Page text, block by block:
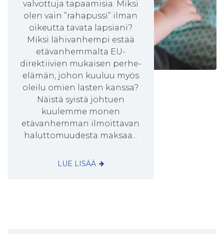
valvottuja tapaamisia. Miksi
olen vain ”rahapussi” ilman
oikeutta tavata lapsiani?
Miksi lähivanhempi estää
etävanhemmalta EU-
direktiivien mukaisen perhe-
elämän, johon kuuluu myös
oleilu omien lasten kanssa?
Näistä syistä johtuen
kuulemme monen
etävanhemman ilmoittavan
haluttomuudesta maksaa...
LUE LISÄÄ